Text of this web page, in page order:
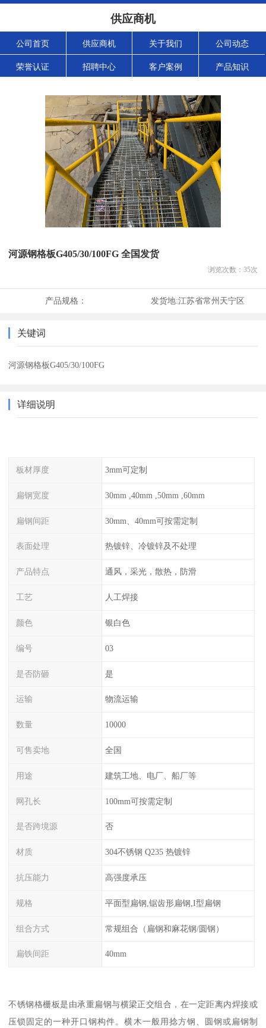
供应商机
公司首页 供应商机 关于我们 公司动态
荣誉认证 招聘中心 客户案例 产品知识
河源钢格板G405/30/100FG 全国发货
浏览次数： 35次
产品规格： 发货地:江苏省常州天宁区
关键词
河源钢格板G405/30/100FG
详细说明
板材厚度 3mm可定制
扁钢宽度 30mm ,40mm ,50mm ,60mm
扁钢间距 30mm、40mm可按需定制
表面处理 热镀锌、冷镀锌及不处理
产品特点 通风，采光，散热，防滑
工艺 人工焊接
颜色 银白色
编号 03
是否防砸 是
运输 物流运输
数量 10000
可售卖地 全国
用途 建筑工地、电厂、船厂等
网孔长 100mm可按需定制
是否跨境源 否
材质 304不锈钢 Q235 热镀锌
抗压能力 高强度承压
规格 平面型扁钢,锯齿形扁钢,I型扁钢
组合方式 常规组合（扁钢和麻花钢/圆钢）
扁铁间距 40mm
不锈钢格栅板是由承重扁钢与横梁正交组合，在一定距离内焊接或
压锁固定的一种开口钢构件。横木一般用捻方钢、圆钢或扁钢制